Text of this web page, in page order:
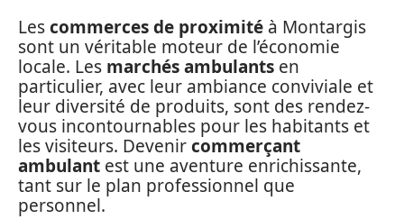
Lescommerces de proximité à Montargis
sont un véritable moteur de l’économie
locale. Les marchés ambulants en
particulier, avec leur ambiance conviviale et
leur diversité de produits, sont des rendez-
vous incontournables pour les habitants et
les visiteurs. Devenircommerçant
ambulant est une aventure enrichissante,
tant sur le plan professionnel que
personnel.